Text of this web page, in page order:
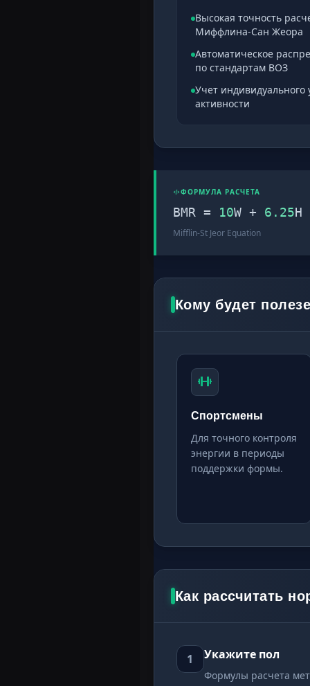
Высокая точность
Миффлина-Сан Жеора
Автоматическое
по стандартам ВОЗ
Учет индивидуального
активности
ФОРМУЛА РАСЧЕТА
BMR = 10W + 6.25
Mifflin-St Jeor Equation
Кому будет
Спортсмены
Для точного контроля
энергии в периоды
поддержки формы.
Как рассчитать
1 Укажите пол
Формулы расчета